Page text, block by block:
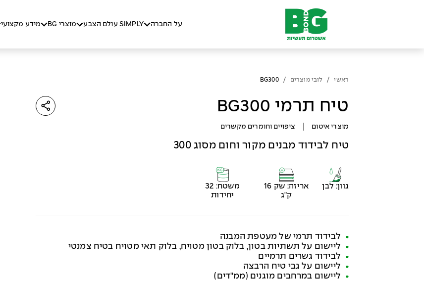
על החברה SIMPLY עולם הצבע מוצרי BG מידע מקצועי
ראשי / לובי מוצרים /
BG300
טיח תרמי BG300
מוצרי איטום ציפויים וחומרים מקשרים
טיח לבידוד מבנים מקור וחום מסוג 300
גוון: לבן
אריזה: שק 16
ק"ג
משטח: 32
יחידות
לבידוד תרמי של מעטפת המבנה
ליישום על תשתיות בטון, בלוק בטון מטויח, בלוק תאי מטויח בטיח צמנטי
לבידוד גשרים תרמיים
ליישום על גבי טיח הרבצה
ליישום במרחבים מוגנים (ממ"דים)